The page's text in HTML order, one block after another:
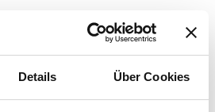
Details Über Cookies